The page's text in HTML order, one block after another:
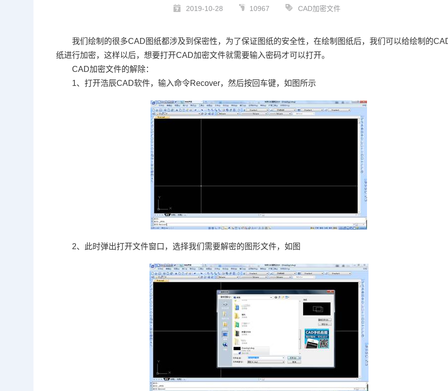
2019-10-28 10967 CAD加密文件
我们绘制的很多CAD 图纸都涉及到保密性，为了保证图纸的安全性，在绘制图纸后，我们可以给绘制的
纸进行加密，这样以后，想要打开CAD加密文件就需要输入密码才可以打开。
CAD加密文件的解除：
1、打开浩辰CAD软件，输入命令Recover，然后按回车键，如图所示
2、此时弹出打开文件窗口，选择我们需要解密的图形文件，如图